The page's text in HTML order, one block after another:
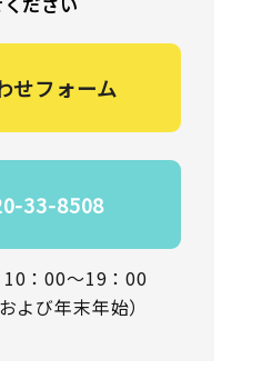
せフォーム
33-8508
：00～19：00
よび年末年始）